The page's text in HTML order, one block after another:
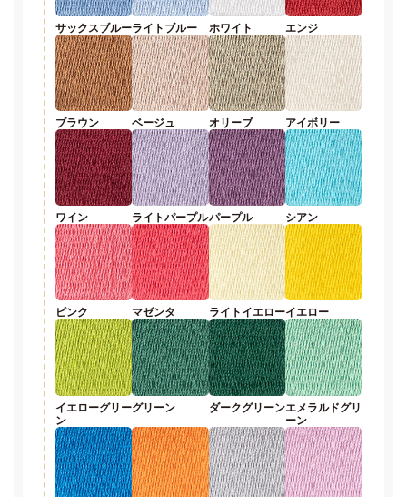
サックスブルーライトブルー ホワイト エンジ
ブラウン ベージュ オリーブ アイボリー
ワイン ライトパープルパープル シアン
ピンク マゼンタ ライトイエローイエロー
イエローグリー
ン
グリーン ダークグリーンエメラルドグリ
ーン